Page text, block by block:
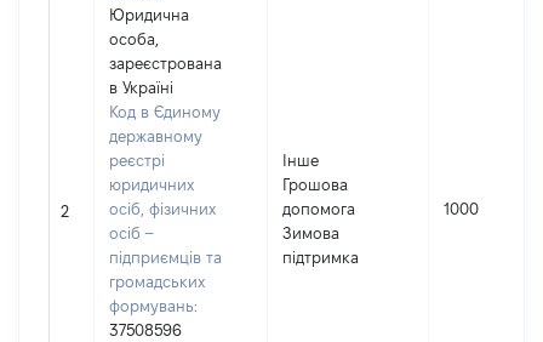
2
Юридична
особа,
зареєстрована
в Україні
Код в Єдиному
державному
реєстрі
юридичних
осіб, фізичних
осіб –
підприємців та
громадських
формувань:
37508596
Інше
Грошова
допомога
Зимова
підтримка
1000